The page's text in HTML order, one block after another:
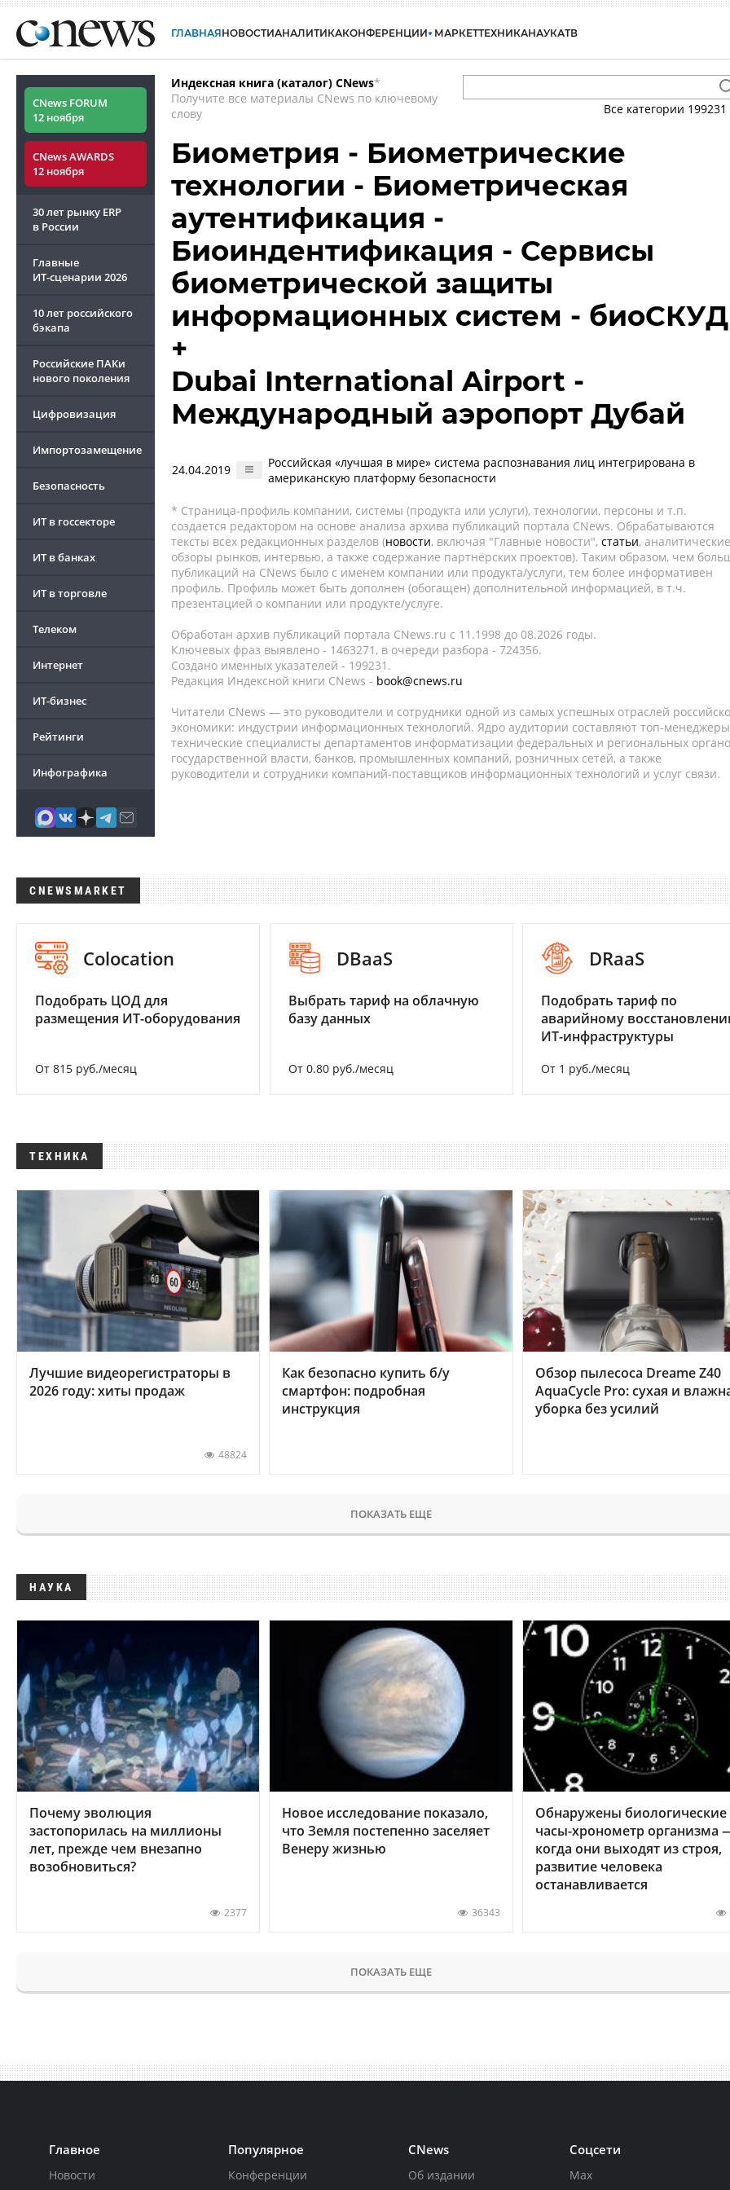
ГЛАВНАЯНОВОСТИАНАЛИТИКАКОНФЕРЕНЦИИ МАРКЕТТЕХНИКАНАУКАТВ
CNews FORUM
12 ноября
CNews AWARDS
12 ноября
30 лет рынку ERP
в России
Главные
ИТ-сценарии 2026
10 лет российского
бэкапа
Российские ПАКи
нового поколения
Цифровизация
Импортозамещение
Безопасность
ИТ в госсекторе
ИТ в банках
ИТ в торговле
Телеком
Интернет
ИТ-бизнес
Рейтинги
Инфографика
Индексная книга (каталог) CNews*
Получите все материалы CNews по ключевому
слову
Все категории 199231
Биометрия - Биометрические
технологии - Биометрическая
аутентификация -
Биоиндентификация - Сервисы
биометрической защиты
информационных систем - биоСКУД
+
Dubai International Airport -
Международный аэропорт Дубай
24.04.2019
Российская «лучшая в мире» система распознавания лиц интегрирована в
американскую платформу безопасности
* Страница-профиль компании, системы (продукта или услуги), технологии, персоны и т.п.
создается редактором на основе анализа архива публикаций портала CNews. Обрабатываются
тексты всех редакционных разделов (новости, включая "Главные новости", статьи, аналитические
обзоры рынков, интервью, а также содержание партнёрских проектов). Таким образом, чем
публикаций на CNews было с именем компании или продукта/услуги, тем более информативен
профиль. Профиль может быть дополнен (обогащен) дополнительной информацией, в т.ч.
презентацией о компании или продукте/услуге.
Обработан архив публикаций портала CNews.ru c 11.1998 до 08.2026 годы.
Ключевых фраз выявлено - 1463271, в очереди разбора - 724356.
Создано именных указателей - 199231.
Редакция Индексной книги CNews - book@cnews.ru
Читатели CNews — это руководители и сотрудники одной из самых успешных отраслей
экономики: индустрии информационных технологий. Ядро аудитории составляют топ-
технические специалисты департаментов информатизации федеральных и региональных
государственной власти, банков, промышленных компаний, розничных сетей, а также
руководители и сотрудники компаний-поставщиков информационных технологий и услуг связи.
CNEWSMARKET
Colocation
Подобрать ЦОД для
размещения ИТ-оборудования
От 815 руб./месяц
DBaaS
Выбрать тариф на облачную
базу данных
От 0.80 руб./месяц
DRaaS
Подобрать тариф по
аварийному
ИТ-инфраструктуры
От 1 руб./месяц
ТЕХНИКА
Лучшие видеорегистраторы в
2026 году: хиты продаж
48824
Как безопасно купить б/у
смартфон: подробная
инструкция
Обзор пылесоса Dreame Z40
AquaCycle Pro: сухая и
уборка без усилий
ПОКАЗАТЬ ЕЩЕ
НАУКА
Почему эволюция
застопорилась на миллионы
лет, прежде чем внезапно
возобновиться?
2377
Новое исследование показало,
что Земля постепенно заселяет
Венеру жизнью
36343
Обнаружены биологические
часы-хронометр организма
когда они выходят из строя,
развитие человека
останавливается
ПОКАЗАТЬ ЕЩЕ
Главное
Новости
Популярное
Конференции
CNews
Об издании
Соцсети
Max